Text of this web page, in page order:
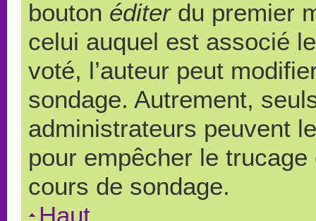
bouton éditerdu premier
celui auquel est associé
voté, l’auteur peut
sondage. Autrement,
administrateurs peuvent
pour empêcher le
cours de sondage.
Haut